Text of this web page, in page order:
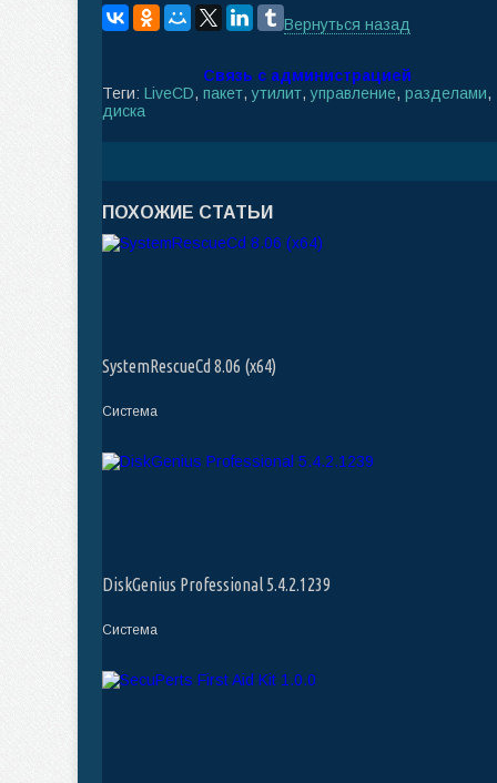
Вернуться назад
Связь с администрацией
Теги: LiveCD, пакет,утилит,управление, разделами,
диска
ПОХОЖИЕ СТАТЬИ
SystemRescueCd 8.06 (x64)
Система
DiskGenius Professional 5.4.2.1239
Система